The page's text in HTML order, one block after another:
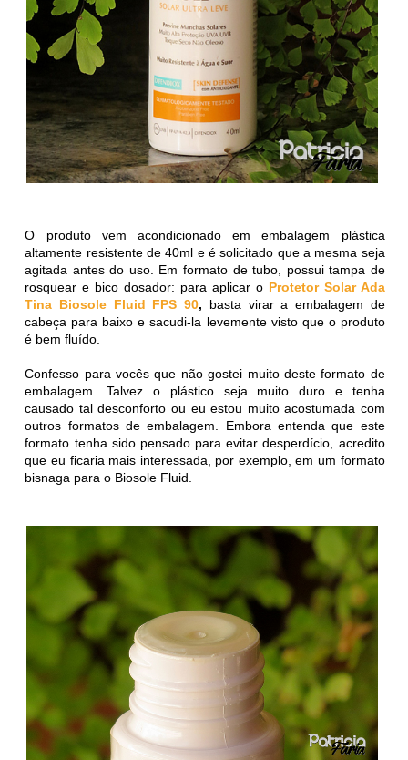
O produto vem acondicionado em embalagem plástica
altamente resistente de 40ml e é solicitado que a mesma seja
agitada antes do uso. Em formato de tubo, possui tampa de
rosquear e bico dosador: para aplicar o Protetor Solar Ada
Tina Biosole Fluid FPS 90, basta virar a embalagem de
cabeça para baixo e sacudi-la levemente visto que o produto
é bem fluído.
Confesso para vocês que não gostei muito deste formato de
embalagem. Talvez o plástico seja muito duro e tenha
causado tal desconforto ou eu estou muito acostumada com
outros formatos de embalagem. Embora entenda que este
formato tenha sido pensado para evitar desperdício, acredito
que eu ficaria mais interessada, por exemplo, em um formato
bisnaga para o Biosole Fluid.